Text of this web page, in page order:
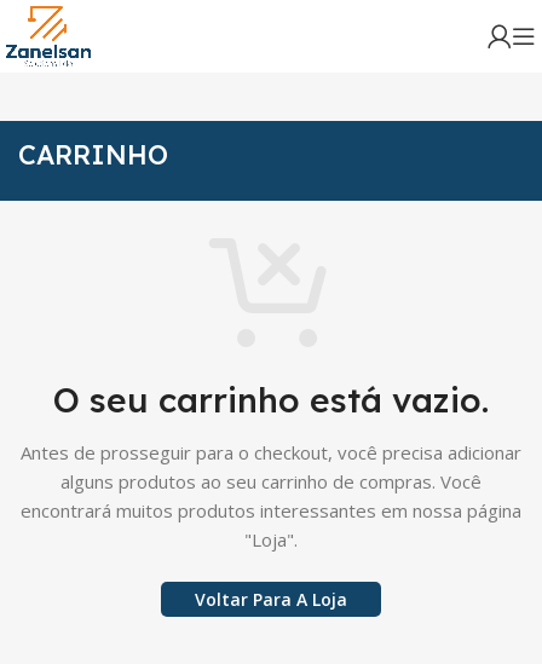
CARRINHO
O seu carrinho está vazio.
Antes de prosseguir para o checkout, você precisa adicionar
alguns produtos ao seu carrinho de compras. Você
encontrará muitos produtos interessantes em nossa página
"Loja".
Voltar Para A Loja